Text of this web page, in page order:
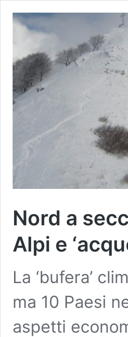
Nord a
Alpi e
La ‘bufera’
ma 10 Paesi
aspetti